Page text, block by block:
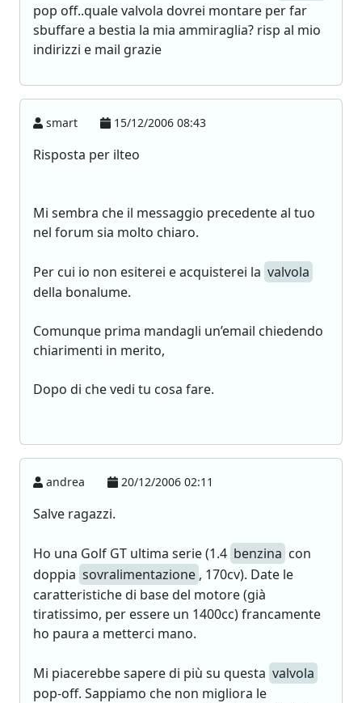
pop off..quale valvola dovrei montare per far
sbuffare a bestia la mia ammiraglia? risp al mio
indirizzi e mail grazie
smart 15/12/2006 08:43
Risposta per ilteo
Mi sembra che il messaggio precedente al tuo
nel forum sia molto chiaro.
Per cui io non esiterei e acquisterei la valvola
della bonalume.
Comunque prima mandagli un’email chiedendo
chiarimenti in merito,
Dopo di che vedi tu cosa fare.
andrea 20/12/2006 02:11
Salve ragazzi.
Ho una Golf GT ultima serie (1.4 benzina con
doppia sovralimentazione , 170cv). Date le
caratteristiche di base del motore (già
tiratissimo, per essere un 1400cc) francamente
ho paura a metterci mano.
Mi piacerebbe sapere di più su questa valvola
pop-off. Sappiamo che non migliora le